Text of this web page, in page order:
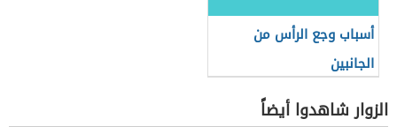
أسباب وجع الرأس من
الجانبين
الزوار شاهدوا أيضاً